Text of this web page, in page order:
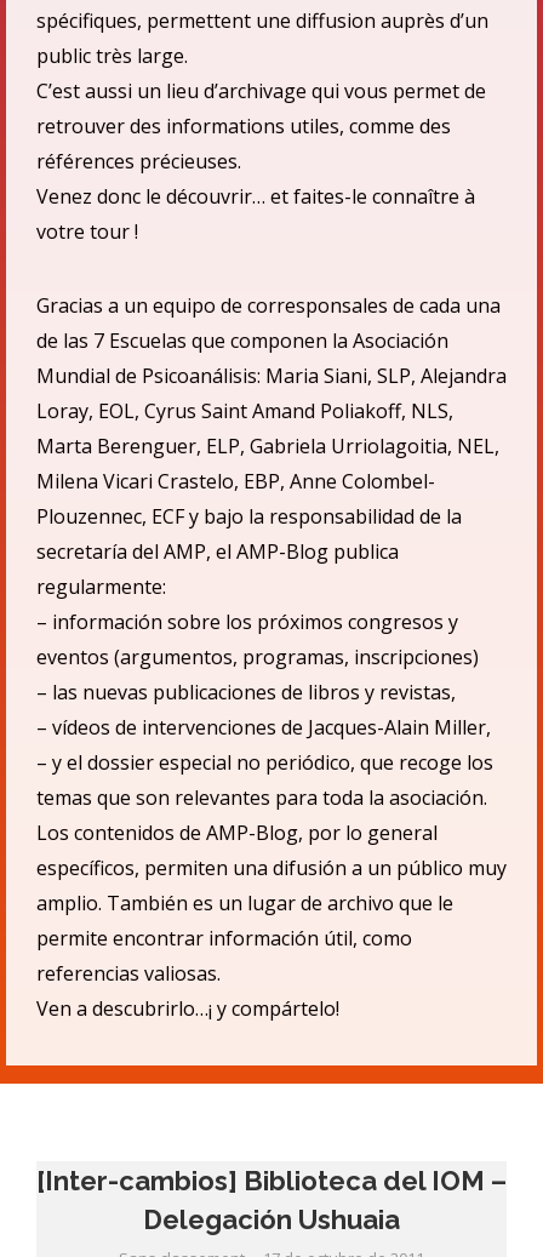
spécifiques, permettent une diffusion auprès d’un
public très large.
C’est aussi un lieu d’archivage qui vous permet de
retrouver des informations utiles, comme des
références précieuses.
Venez donc le découvrir… et faites-le connaître à
votre tour !
Gracias a un equipo de corresponsales de cada una
de las 7 Escuelas que componen la Asociación
Mundial de Psicoanálisis: Maria Siani, SLP, Alejandra
Loray, EOL, Cyrus Saint Amand Poliakoff, NLS,
Marta Berenguer, ELP, Gabriela Urriolagoitia, NEL,
Milena Vicari Crastelo, EBP, Anne Colombel-
Plouzennec, ECFy bajo la responsabilidad de la
secretaría del AMP, el AMP-Blog publica
regularmente:
– información sobre los próximos congresos y
eventos (argumentos, programas, inscripciones)
– las nuevas publicaciones de libros y revistas,
– vídeos de intervenciones de Jacques-Alain Miller,
– y el dossier especial no periódico, que recoge los
temas que son relevantes para toda la asociación.
Los contenidos de AMP-Blog, por lo general
específicos, permiten una difusión a un público muy
amplio. También es un lugar de archivo que le
permite encontrar información útil, como
referencias valiosas.
Ven a descubrirlo…¡ y compártelo!
[Inter-cambios] Biblioteca del IOM –
Delegación Ushuaia